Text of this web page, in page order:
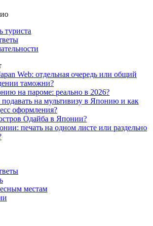
туриста
Web: отдельная очередь или общий
таможни?
на пароме: реально в 2026?
на мультивизу в Японию и как
оформления?
Одайба в Японии?
печать на одном листе или раздельно
местам